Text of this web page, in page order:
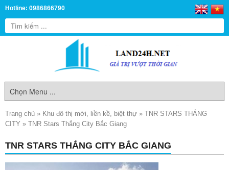
Hotline: 0986866790
Trang chủ » Khu đô thị mới, liền kề, biệt thự » TNR STARS THẮNG
CITY » TNR Stars Thắng City Bắc Giang
TNR STARS THẮNG CITY BẮC GIANG